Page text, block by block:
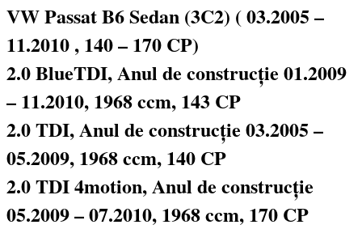
VW Passat B6 Sedan (3C2) ( 03.2005 –
11.2010 , 140 – 170 CP)
2.0 BlueTDI, Anul de construcție 01.2009
– 11.2010, 1968 ccm, 143 CP
2.0 TDI, Anul de construcție 03.2005 –
05.2009, 1968 ccm, 140 CP
2.0 TDI 4motion, Anul de construcție
05.2009 – 07.2010, 1968 ccm, 170 CP